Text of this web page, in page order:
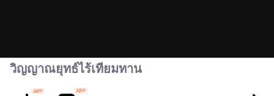
วิญญาณยุทธ์ไร้เทียมทาน